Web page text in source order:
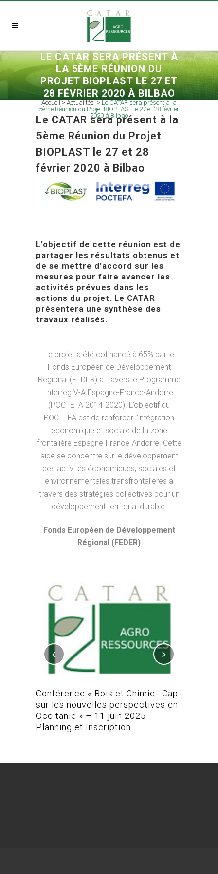
LE CATAR SERA PRÉSENT À
LA 5ÈME RÉUNION DU
PROJET BIOPLAST LE 27 ET
28 FÉVRIER 2020 À BILBAO
Accueil > Actualités > Le CATAR sera présent à la
5ème Réunion du Projet BIOPLAST le 27 et 28 février
2020 à Bilbao
Le CATAR sera présent à la
5ème Réunion du Projet
BIOPLAST le 27 et 28
février 2020 à Bilbao
L’objectif de cette réunion est de
partager les résultats obtenus et
de se mettre d’accord sur les
mesures pour faire avancer les
activités prévues dans les
actions du projet. Le CATAR
présentera une synthèse des
travaux réalisés.
Le projet a été cofinancé à 65% par le
Fonds Européen de Développement
Régional (FEDER) à travers le Programme
Interreg V-A Espagne-France-Andorre
(POCTEFA 2014-2020). L’objectif du
POCTEFA est de renforcer l’intégration
économique et sociale de la zone
frontalière Espagne-France-Andorre. Cette
aide se concentre sur le développement
des activités économiques, sociales et
environnementales transfrontalières à
travers des stratégies collectives pour un
développement territorial durable.
Fonds Européen de Développement
Régional (FEDER)
Conférence « Bois et Chimie : Cap
sur les nouvelles perspectives en
Occitanie » – 11 juin 2025-
Planning et Inscription